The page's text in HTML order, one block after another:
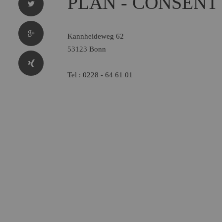
Kannheideweg 62
53123 Bonn
Tel : 0228 - 64 61 01